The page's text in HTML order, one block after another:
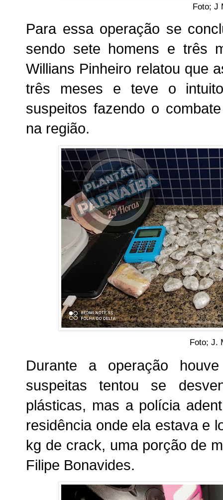
Foto; J
Para essa operação se
sendo sete homens e três
Willians Pinheiro relatou que
três meses e teve o
suspeitos fazendo o
na região.
Foto; J.
Durante a operação
suspeitas tentou se
plásticas, mas a polícia
residência onde ela estava e
kg de crack, uma porção de
Filipe Bonavides.